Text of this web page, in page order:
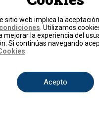
Política de cookies
Términos y condiciones
© 2026, RCN Medios.
Todos los derechos reservados.
sitio web implica la
. Utilizamos
mejorar la experiencia del
Si continúas navegando
Acepto